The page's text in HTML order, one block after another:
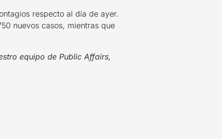
respecto al día de ayer.
nuevos casos, mientras que
equipo de Public Affairs,